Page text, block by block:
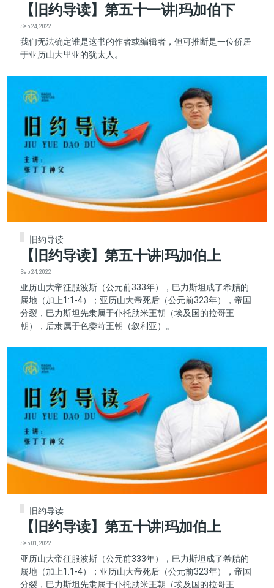
【旧约导读】第五十一讲|玛加伯下
Sep 24, 2022
我们无法确定谁是这书的作者或编辑者，但可推断是一位侨居
于亚历山大里亚的犹太人。
旧约导读
【旧约导读】第五十讲|玛加伯上
Sep 24, 2022
亚历山大帝征服波斯（公元前333年），巴力斯坦成了希腊的
属地（加上1:1-4）；亚历山大帝死后（公元前323年），帝国
分裂，巴力斯坦先隶属于仆托肋米王朝（埃及国的拉哥王
朝），后隶属于色娄苛王朝（叙利亚）。
旧约导读
【旧约导读】第五十讲|玛加伯上
Sep 01, 2022
亚历山大帝征服波斯（公元前333年），巴力斯坦成了希腊的
属地（加上1:1-4）；亚历山大帝死后（公元前323年），帝国
分裂，巴力斯坦先隶属于仆托肋米王朝（埃及国的拉哥王